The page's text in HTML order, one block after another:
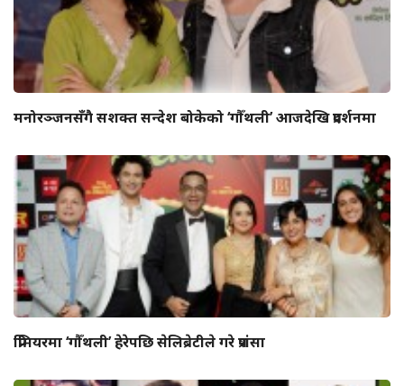
मनोरञ्जनसँगै सशक्त सन्देश बोकेको ‘गौँथली’ आजदेखि प्रदर्शनमा
प्रिमियरमा ‘गौँथली’ हेरेपछि सेलिब्रेटीले गरे प्रशंसा